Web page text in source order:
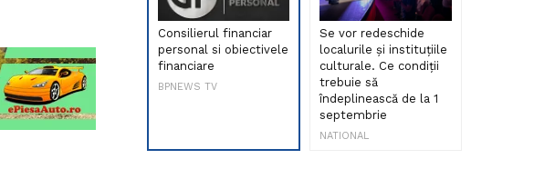
Consilierul financiar
personal si obiectivele
financiare
BPNEWS TV
Se vor redeschide
localurile și instituțiile
culturale. Ce condiții
trebuie să
îndeplinească de la 1
septembrie
NATIONAL